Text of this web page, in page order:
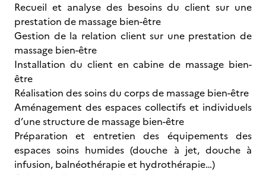
Recueil et analyse des besoins du client sur une
prestation de massage bien-être
Gestion de la relation client sur une prestation de
massage bien-être
Installation du client en cabine de massage bien-
être
Réalisation des soins du corps de massage bien-être
Aménagement des espaces collectifs et individuels
d’une structure de massage bien-être
Préparation et entretien des équipements des
espaces soins humides (douche à jet, douche à
infusion, balnéothérapie et hydrothérapie…)